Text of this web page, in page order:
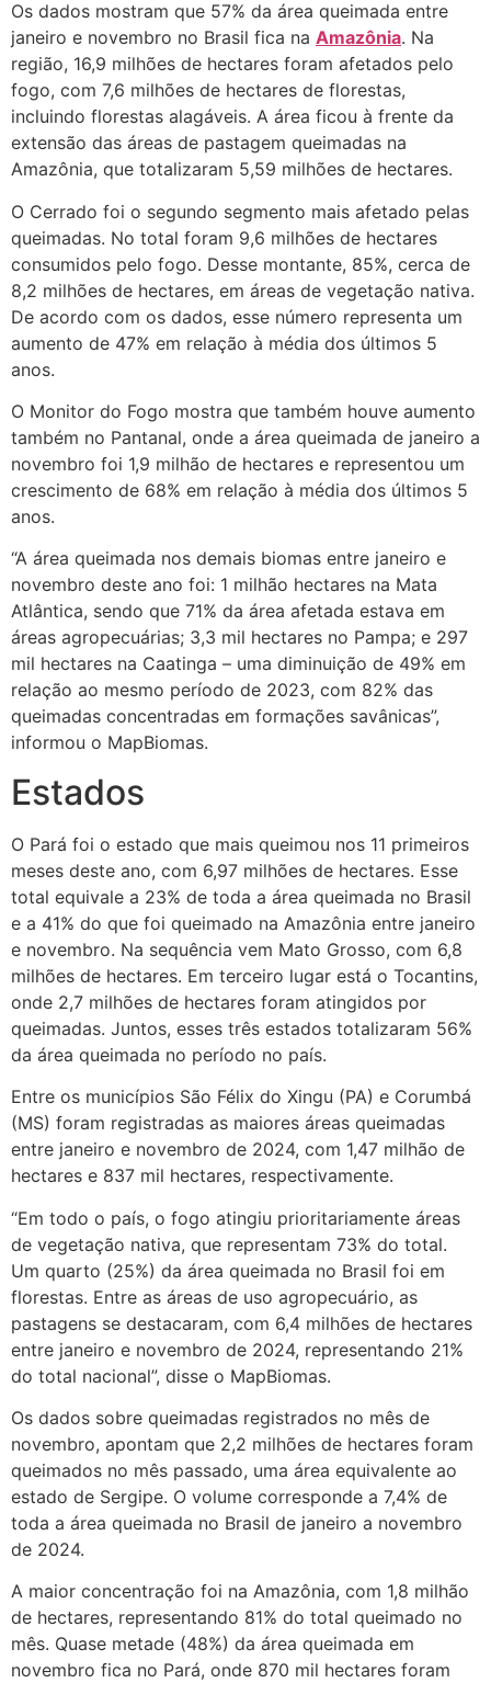
Os dados mostram que 57% da área queimada entre
janeiro e novembro no Brasil fica na Amazônia. Na
região, 16,9 milhões de hectares foram afetados pelo
fogo, com 7,6 milhões de hectares de florestas,
incluindo florestas alagáveis. A área ficou à frente da
extensão das áreas de pastagem queimadas na
Amazônia, que totalizaram 5,59 milhões de hectares.
O Cerrado foi o segundo segmento mais afetado pelas
queimadas. No total foram 9,6 milhões de hectares
consumidos pelo fogo. Desse montante, 85%, cerca de
8,2 milhões de hectares, em áreas de vegetação nativa.
De acordo com os dados, esse número representa um
aumento de 47% em relação à média dos últimos 5
anos.
O Monitor do Fogo mostra que também houve aumento
também no Pantanal, onde a área queimada de janeiro a
novembro foi 1,9 milhão de hectares e representou um
crescimento de 68% em relação à média dos últimos 5
anos.
“A área queimada nos demais biomas entre janeiro e
novembro deste ano foi: 1 milhão hectares na Mata
Atlântica, sendo que 71% da área afetada estava em
áreas agropecuárias; 3,3 mil hectares no Pampa; e 297
mil hectares na Caatinga – uma diminuição de 49% em
relação ao mesmo período de 2023, com 82% das
queimadas concentradas em formações savânicas”,
informou o MapBiomas.
Estados
O Pará foi o estado que mais queimou nos 11 primeiros
meses deste ano, com 6,97 milhões de hectares. Esse
total equivale a 23% de toda a área queimada no Brasil
e a 41% do que foi queimado na Amazônia entre janeiro
e novembro. Na sequência vem Mato Grosso, com 6,8
milhões de hectares. Em terceiro lugar está o Tocantins,
onde 2,7 milhões de hectares foram atingidos por
queimadas. Juntos, esses três estados totalizaram 56%
da área queimada no período no país.
Entre os municípios São Félix do Xingu (PA) e Corumbá
(MS) foram registradas as maiores áreas queimadas
entre janeiro e novembro de 2024, com 1,47 milhão de
hectares e 837 mil hectares, respectivamente.
“Em todo o país, o fogo atingiu prioritariamente áreas
de vegetação nativa, que representam 73% do total.
Um quarto (25%) da área queimada no Brasil foi em
florestas. Entre as áreas de uso agropecuário, as
pastagens se destacaram, com 6,4 milhões de hectares
entre janeiro e novembro de 2024, representando 21%
do total nacional”, disse o MapBiomas.
Os dados sobre queimadas registrados no mês de
novembro, apontam que 2,2 milhões de hectares foram
queimados no mês passado, uma área equivalente ao
estado de Sergipe. O volume corresponde a 7,4% de
toda a área queimada no Brasil de janeiro a novembro
de 2024.
A maior concentração foi na Amazônia, com 1,8 milhão
de hectares, representando 81% do total queimado no
mês. Quase metade (48%) da área queimada em
novembro fica no Pará, onde 870 mil hectares foram